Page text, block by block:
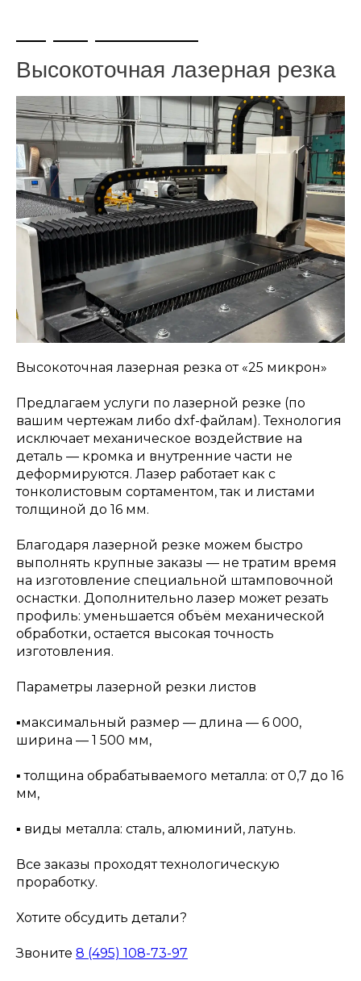
Высокоточная лазерная резка
Высокоточная лазерная резка от «25 микрон»
Предлагаем услуги по лазерной резке (по
вашим чертежам либо dxf-файлам). Технология
исключает механическое воздействие на
деталь — кромка и внутренние части не
деформируются. Лазер работает как с
тонколистовым сортаментом, так и листами
толщиной до 16 мм.
Благодаря лазерной резке можем быстро
выполнять крупные заказы — не тратим время
на изготовление специальной штамповочной
оснастки. Дополнительно лазер может резать
профиль: уменьшается объём механической
обработки, остается высокая точность
изготовления.
Параметры лазерной резки листов
▪️максимальный размер — длина — 6 000,
ширина — 1 500 мм,
▪️ толщина обрабатываемого металла: от 0,7 до 16
мм,
▪️ виды металла: сталь, алюминий, латунь.
Все заказы проходят технологическую
проработку.
Хотите обсудить детали?
Звоните 8 (495) 108-73-97